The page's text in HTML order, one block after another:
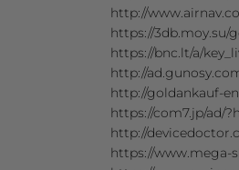
http://
https://3db.moy.su/
https://bnc.lt/a/
http://
http://goldankauf-
https://com7.jp/ad/
http://
https://www.mega-